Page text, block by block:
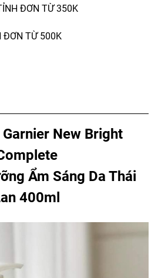
ĐƠN TỪ 350K
ĐƠN TỪ 500K
New Bright
Ẩm Sáng Da Thái
400ml